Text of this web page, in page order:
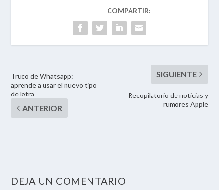
Truco de Whatsapp:
aprende a usar el nuevo tipo
de letra
Recopilatorio de noticias y
rumores Apple
DEJA UN COMENTARIO